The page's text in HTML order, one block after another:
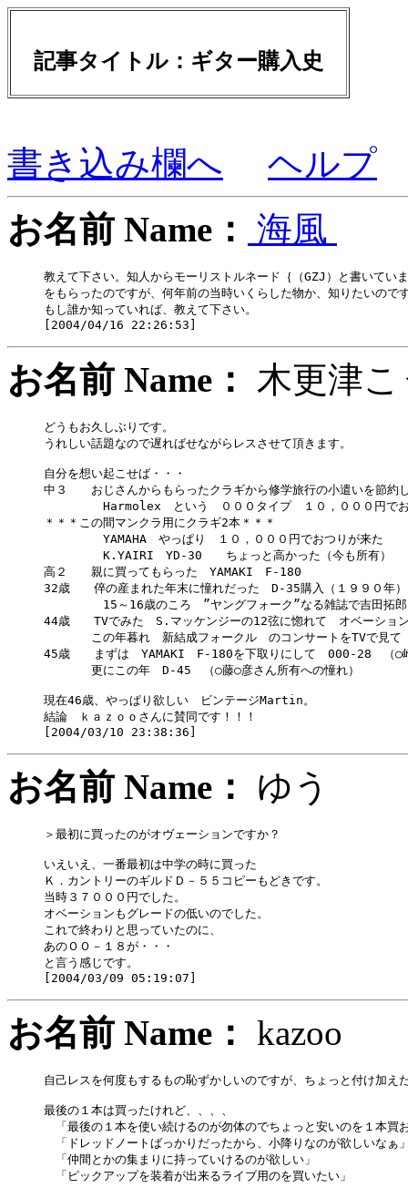
記事タイトル：ギター購入史
書き込み欄へ
ヘルプ
お名前 Name： 海風
教えて下さい。知人からモーリストルネード｛（GZJ）と書いてい
をもらったのですが、何年前の当時いくらした物か、知りたいので
もし誰か知っていれば、教えて下さい。
お名前 Name： 木更
どうもお久しぶりです。
うれしい話題なので遅ればせながらレスさせて頂きます。
自分を想い起こせば・・・
中３　　おじさんからもらったクラギから修学旅行の小遣いを節約
Harmolex　という　０００タイプ　１０，０００円でおつ
＊＊＊この間マンクラ用にクラギ2本＊＊＊
YAMAHA　やっぱり　１０，０００円でおつりが来た
K.YAIRI　YD-30　　ちょっと高かった（今も所有）
高２　　親に買ってもらった　YAMAKI　F-180
32歳　　倅の産まれた年末に憧れだった　D-35購入（１９９０年）
15～16歳のころ　”ヤングフォーク”なる雑誌で吉田拓郎
44歳　　TVでみた　S.マッケンジーの12弦に惚れて　オベーシ
この年暮れ　新結成フォークル　のコンサートをTVで見て
45歳　　まずは　YAMAKI　F-180を下取りにして　000-28　（○
更にこの年　D-45　（○藤○彦さん所有への憧れ）
現在46歳、やっぱり欲しい　ビンテージMartin。
結論　ｋａｚｏｏさんに賛同です！！！
お名前 Name： ゆ
＞最初に買ったのがオヴェーションですか？
いえいえ、一番最初は中学の時に買った
Ｋ．カントリーのギルドＤ－５５コピーもどきです。
当時３７０００円でした。
オベーションもグレードの低いのでした。
これで終わりと思っていたのに、
あのＯＯ－１８が・・・
と言う感じです。
お名前 Name：
自己レスを何度もするもの恥ずかしいのですが、ちょっと付け加え
最後の１本は買ったけれど、、、、
「最後の１本を使い続けるのが勿体のでちょっと安いのを１本買
「ドレッドノートばっかりだったから、小降りなのが欲しいなぁ
「仲間とかの集まりに持っていけるのが欲しい」
「ピックアップを装着が出来るライブ用のを買いたい」